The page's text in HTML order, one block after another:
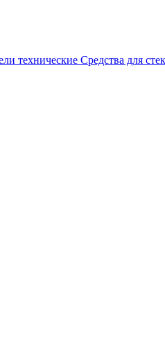
технические Средства для